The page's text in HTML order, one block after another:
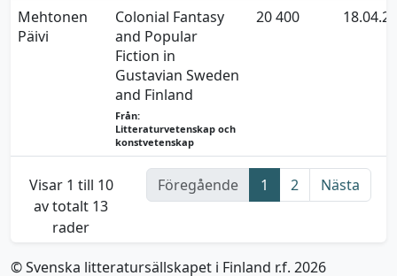
Mehtonen
Päivi
Colonial Fantasy
and Popular
Fiction in
Gustavian Sweden
and Finland
Från:
Litteraturvetenskap och
konstvetenskap
20 400
Visar 1 till 10
av totalt 13
rader
Föregående 1 2 Nästa
© Svenska litteratursällskapet i Finland r.f. 2026